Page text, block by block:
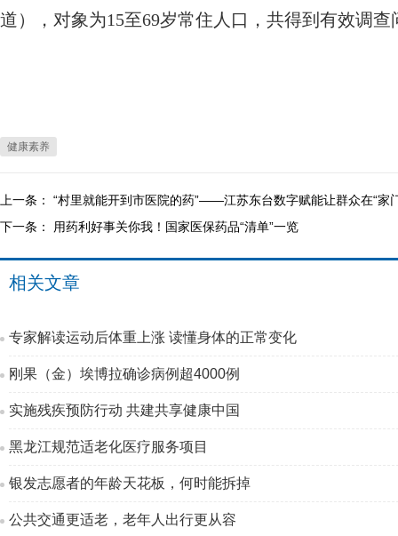
道），对象为15至69岁常住人口，共得到有效调查
健康素养
上一条： “村里就能开到市医院的药”——江苏东台数字赋能让群众在“家
下一条：
用药利好事关你我！国家医保药品“清单”一览
相关文章
专家解读运动后体重上涨 读懂身体的正常变化
刚果（金）埃博拉确诊病例超4000例
实施残疾预防行动 共建共享健康中国
黑龙江规范适老化医疗服务项目
银发志愿者的年龄天花板，何时能拆掉
公共交通更适老，老年人出行更从容